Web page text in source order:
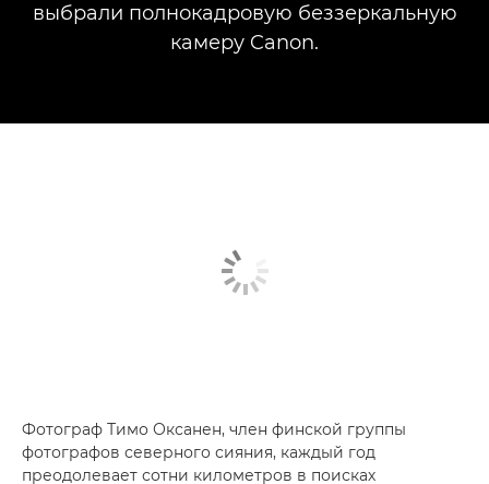
выбрали полнокадровую беззеркальную
камеру Canon.
Фотограф Тимо Оксанен, член финской группы
фотографов северного сияния, каждый год
преодолевает сотни километров в поисках